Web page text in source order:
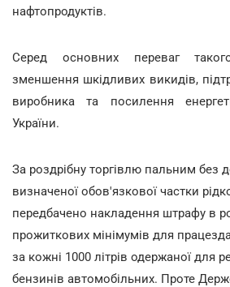
нафтопродуктів.
Серед основних переваг
зменшення шкідливих викидів,
виробника та посилення
України.
За роздрібну торгівлю пальним без
визначеної обов'язкової частки
передбачено накладення штрафу в
прожиткових мінімумів для
за кожні 1000 літрів одержаної для
бензинів автомобільних. Проте